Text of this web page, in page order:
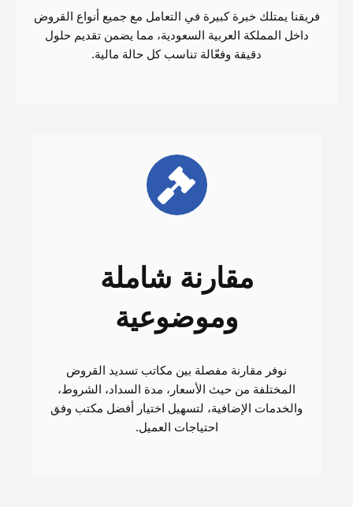
فريقنا يمتلك خبرة كبيرة في التعامل مع جميع أنواع القروض
داخل المملكة العربية السعودية، مما يضمن تقديم حلول
دقيقة وفعّالة تناسب كل حالة مالية.
مقارنة شاملة
وموضوعية
نوفر مقارنة مفصلة بين مكاتب تسديد القروض
المختلفة من حيث الأسعار، مدة السداد، الشروط،
والخدمات الإضافية، لتسهيل اختيار أفضل مكتب وفق
احتياجات العميل.